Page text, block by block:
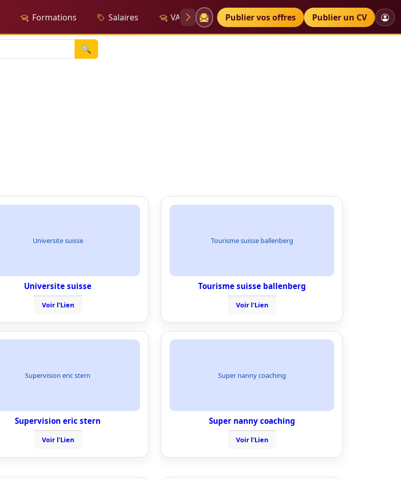
Formations Salaires VAE Diplômes Petites annonces
Publier vos offres Publier un CV
🔍
Universite suisse
Universite suisse
Voir l'Lien
Tourisme suisse ballenberg
Tourisme suisse ballenberg
Voir l'Lien
Supervision eric stern
Supervision eric stern
Voir l'Lien
Super nanny coaching
Super nanny coaching
Voir l'Lien